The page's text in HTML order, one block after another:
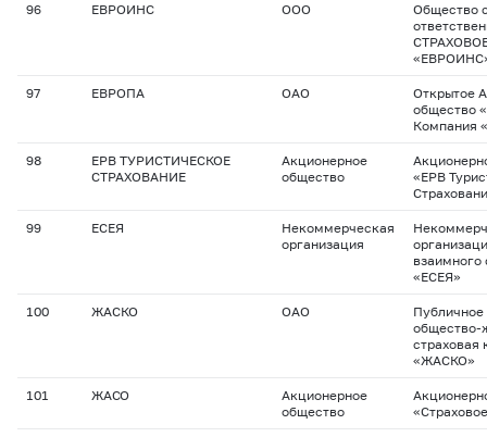
96 ЕВРОИНС ООО
Общество
97 ЕВРОПА ОАО
Открытое
общество
Компания
98
ЕРВ ТУРИСТИЧЕСКОЕ
СТРАХОВАНИЕ
Акционерное
общество
«ЕРВ
99 ЕСЕЯ
Некоммерческая
организация
взаимного
«ЕСЕЯ»
100 ЖАСКО ОАО
общество-
страховая
«ЖАСКО»
101 ЖАСО
Акционерное
общество